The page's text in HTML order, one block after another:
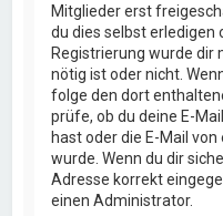
Mitglieder erst
du dies selbst erledigen
Registrierung wurde dir
nötig ist oder nicht.
folge den dort
prüfe, ob du deine E-
hast oder die E-Mail
wurde. Wenn du dir
Adresse korrekt
einen Administrator.